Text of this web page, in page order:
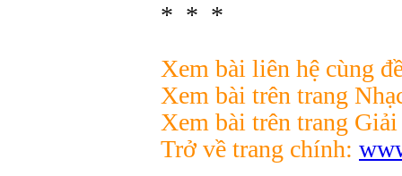
* * *
Xem bài liên hệ cùng
Xem bài trên trang
Xem bài trên trang
Trở về trang chính: